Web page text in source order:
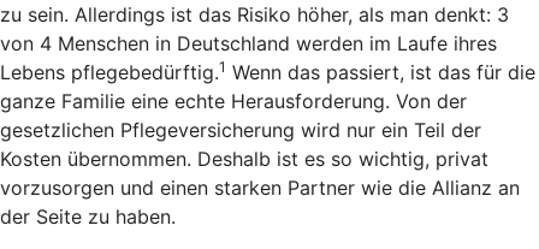
zu sein. Allerdings ist das Risiko höher, als man denkt: 3
von 4 Menschen in Deutschland werden im Laufe ihres
Lebens pflegebedürftig.1 Wenn das passiert, ist das für die
ganze Familie eine echte Herausforderung. Von der
gesetzlichen Pflegeversicherung wird nur ein Teil der
Kosten übernommen. Deshalb ist es so wichtig, privat
vorzusorgen und einen starken Partner wie die Allianz an
der Seite zu haben.